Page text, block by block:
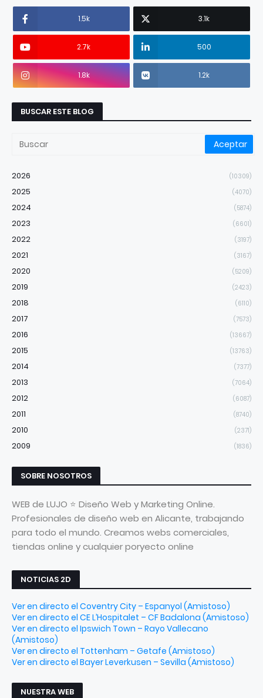
1.5k 3.1k
2.7k 500
1.8k 1.2k
BUSCAR ESTE BLOG
2026 (10309)
2025 (4070)
2024 (5874)
2023 (6601)
2022 (3197)
2021 (3167)
2020 (5209)
2019 (2423)
2018 (6110)
2017 (7573)
2016 (13667)
2015 (13763)
2014 (7377)
2013 (7064)
2012 (6087)
2011 (8740)
2010 (2371)
2009 (1836)
SOBRE NOSOTROS
WEB de LUJO ⭐ Diseño Web y Marketing Online.
Profesionales de diseño web en Alicante, trabajando
para todo el mundo. Creamos webs comerciales,
tiendas online y cualquier poryecto online
NOTICIAS 2D
Ver en directo el Coventry City – Espanyol (Amistoso)
Ver en directo el CE L’Hospitalet – CF Badalona (Amistoso)
Ver en directo el Ipswich Town – Rayo Vallecano
(Amistoso)
Ver en directo el Tottenham – Getafe (Amistoso)
Ver en directo el Bayer Leverkusen – Sevilla (Amistoso)
NUESTRA WEB